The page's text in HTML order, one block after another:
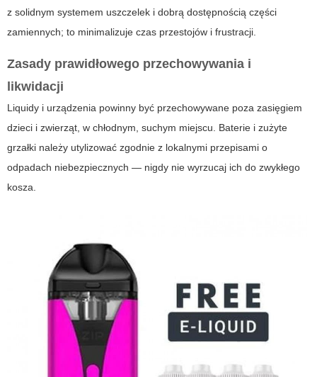
z solidnym systemem uszczelek i dobrą dostępnością części
zamiennych; to minimalizuje czas przestojów i frustracji.
Zasady prawidłowego przechowywania i
likwidacji
Liquidy i urządzenia powinny być przechowywane poza zasięgiem
dzieci i zwierząt, w chłodnym, suchym miejscu. Baterie i zużyte
grzałki należy utylizować zgodnie z lokalnymi przepisami o
odpadach niebezpiecznych — nigdy nie wyrzucaj ich do zwykłego
kosza.